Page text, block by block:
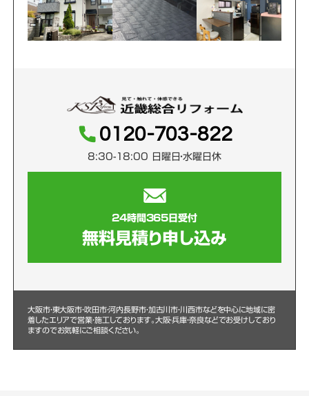
0120-703-822
8:30-18:00 日曜日・水曜日休
24時間365日受付
無料見積り申し込み
大阪市・東大阪市・吹田市・河内長野市・加古川市・川西市などを中心に地域に密
着したエリアで営業・施工しております。大阪・兵庫・奈良などでお受けしており
ますのでお気軽にご相談ください。